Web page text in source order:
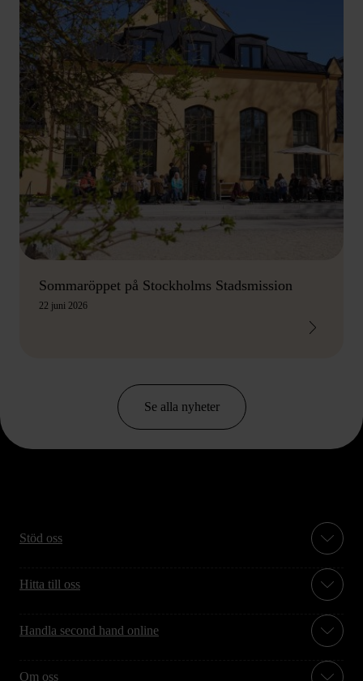
Sommaröppet på Stockholms Stadsmission
22 juni 2026
Se alla nyheter
Stöd oss
Hitta till oss
Handla second hand online
Om oss